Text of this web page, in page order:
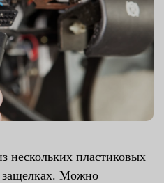
нескольких пластиковых
защелках. Можно